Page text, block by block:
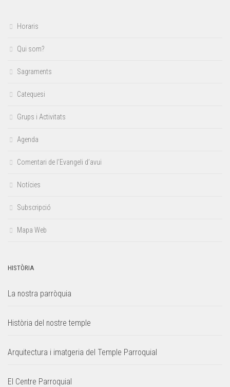
Horaris
Qui som?
Sagraments
Catequesi
Grups i Activitats
Agenda
Comentari de l’Evangeli d’avui
Notícies
Subscripció
Mapa Web
HISTÒRIA
La nostra parròquia
Història del nostre temple
Arquitectura i imatgeria del Temple Parroquial
El Centre Parroquial